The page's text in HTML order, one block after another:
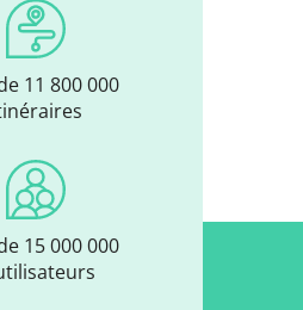
11 800 000
15 000 000